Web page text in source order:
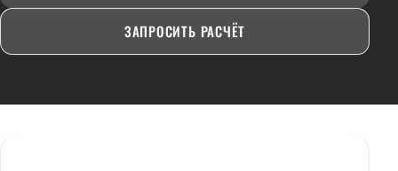
ЗАПРОСИТЬ РАСЧЁТ